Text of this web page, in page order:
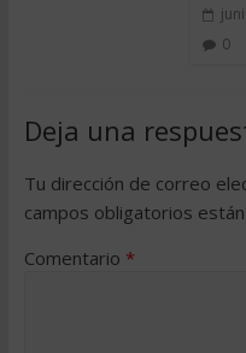
0
Deja una
Tu dirección de correo
campos obligatorios
Comentario *